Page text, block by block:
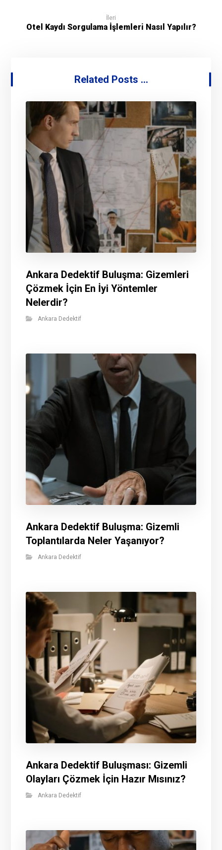
İleri
Otel Kaydı Sorgulama İşlemleri Nasıl Yapılır?
Related Posts ...
Ankara Dedektif Buluşma: Gizemleri
Çözmek İçin En İyi Yöntemler
Nelerdir?
Ankara Dedektif
Ankara Dedektif Buluşma: Gizemli
Toplantılarda Neler Yaşanıyor?
Ankara Dedektif
Ankara Dedektif Buluşması: Gizemli
Olayları Çözmek İçin Hazır Mısınız?
Ankara Dedektif